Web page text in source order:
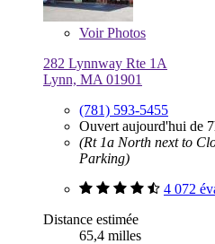
VoirPhotos
282 Lynnway Rte 1A
Lynn, MA 01901
(781) 593-5455
Ouvert aujourd'hui de
(Rt 1a North next to
Parking)
4 072
Distance estimée
65,4 milles